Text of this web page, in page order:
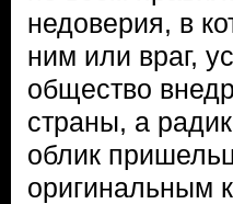
недоверия, в
ним или враг,
общество
страны, а
облик
оригинальным